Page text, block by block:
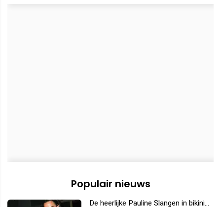
Populair nieuws
De heerlijke Pauline Slangen in bikini...